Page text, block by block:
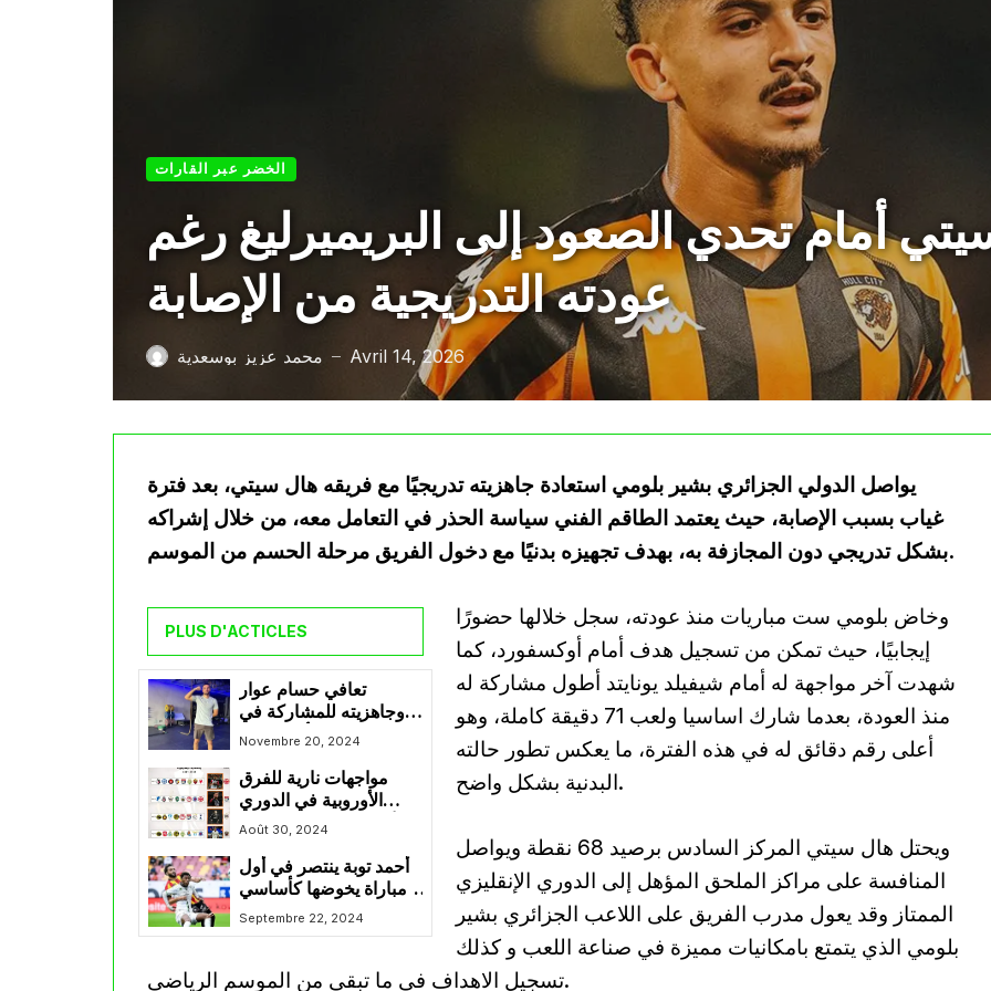
الخضر عبر القارات
أمام تحدي الصعود إلى البريميرليغ رغم
عودته التدريجية من الإصابة
محمد عزيز بوسعدية — Avril 14, 2026
يواصل الدولي الجزائري بشير بلومي استعادة جاهزيته تدريجيًا مع فريقه هال سيتي، بعد فترة
غياب بسبب الإصابة، حيث يعتمد الطاقم الفني سياسة الحذر في التعامل معه، من خلال إشراكه
بشكل تدريجي دون المجازفة به، بهدف تجهيزه بدنيًا مع دخول الفريق مرحلة الحسم من الموسم.
PLUS D'ACTICLES
تعافي حسام عوار
وجاهزيته للمشاركة في
مباراة الاتحاد أمام الفتح
Novembre 20, 2024
مواجهات نارية للفرق
الأوروبية في الدوري
الأوروبي 2024-2025:
الفرق المتنافسة
Août 30, 2024
أحمد توبة ينتصر في أول
مباراة يخوضها كأساسي
مع نادي ميشيلين
Septembre 22, 2024
وخاض بلومي ست مباريات منذ عودته، سجل خلالها حضورًا
إيجابيًا، حيث تمكن من تسجيل هدف أمام أوكسفورد، كما
شهدت آخر مواجهة له أمام شيفيلد يونايتد أطول مشاركة له
منذ العودة، بعدما شارك اساسيا ولعب 71 دقيقة كاملة، وهو
أعلى رقم دقائق له في هذه الفترة، ما يعكس تطور حالته
البدنية بشكل واضح.
ويحتل هال سيتي المركز السادس برصيد 68 نقطة ويواصل
المنافسة على مراكز الملحق المؤهل إلى الدوري الإنقليزي
الممتاز وقد يعول مدرب الفريق على اللاعب الجزائري بشير
بلومي الذي يتمتع بامكانيات مميزة في صناعة اللعب و كذلك
تسجيل الاهداف في ما تبقى من الموسم الرياضي.